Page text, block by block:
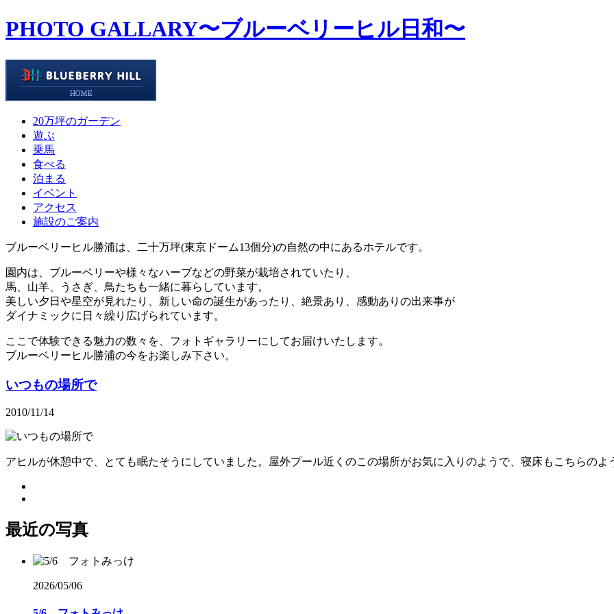
PHOTO GALLARY〜ブルーベリーヒル日和〜
20万坪のガーデン
遊ぶ
乗馬
食べる
泊まる
イベント
アクセス
施設のご案内
ブルーベリーヒル勝浦は、二十万坪(東京ドーム13個分)の自然の中にあるホテルです。
園内は、ブルーベリーや様々なハーブなどの野菜が栽培されていたり、
馬、山羊、うさぎ、鳥たちも一緒に暮らしています。
美しい夕日や星空が見れたり、新しい命の誕生があったり、絶景あり、感動ありの出来事が
ダイナミックに日々繰り広げられています。
ここで体験できる魅力の数々を、フォトギャラリーにしてお届けいたします。
ブルーベリーヒル勝浦の今をお楽しみ下さい。
いつもの場所で
2010/11/14
アヒルが休憩中で、とても眠たそうにしていました。屋外プール近くのこの場所がお気に入りのようで、寝床もこちらのよ
最近の写真
2026/05/06